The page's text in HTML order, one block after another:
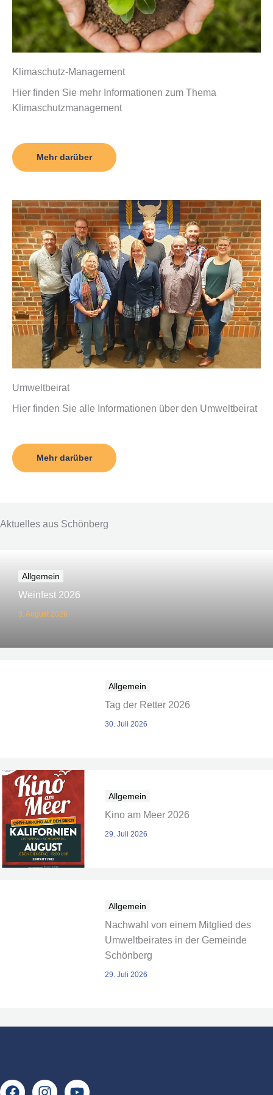
Klimaschutz-Management
Hier finden Sie mehr Informationen zum Thema
Klimaschutzmanagement
Mehr darüber
Umweltbeirat
Hier finden Sie alle Informationen über den Umweltbeirat
Mehr darüber
Aktuelles aus Schönberg
Allgemein
Weinfest 2026
3. August 2026
Allgemein
Tag der Retter 2026
30. Juli 2026
Allgemein
Kino am Meer 2026
29. Juli 2026
Allgemein
Nachwahl von einem Mitglied des
Umweltbeirates in der Gemeinde
Schönberg
29. Juli 2026